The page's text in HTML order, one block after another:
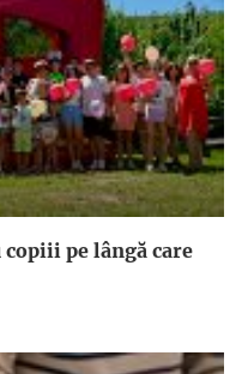
copiii pe lângă care